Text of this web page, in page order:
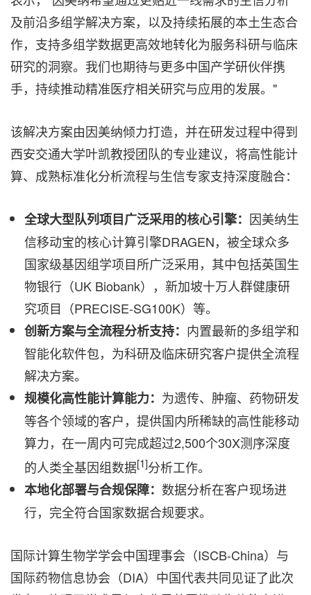
及前沿多组学解决方案，以及持续拓展的本土生态合
作，支持多组学数据更高效地转化为服务科研与临床
研究的洞察。我们也期待与更多中国产学研伙伴携
手，持续推动精准医疗相关研究与应用的发展。"
该解决方案由因美纳倾力打造，并在研发过程中得到
西安交通大学叶凯教授团队的专业建议，将高性能计
算、成熟标准化分析流程与生信专家支持深度融合：
全球大型队列项目广泛采用的核心引擎： 因美纳生
信移动宝的核心计算引擎DRAGEN，被全球众多
国家级基因组学项目所广泛采用，其中包括英国生
物银行（UK Biobank），新加坡十万人群健康研
究项目（PRECISE-SG100K）等。
创新方案与全流程分析支持： 内置最新的多组学和
智能化软件包，为科研及临床研究客户提供全流程
解决方案。
规模化高性能计算能力： 为遗传、肿瘤、药物研发
等各个领域的客户，提供国内所稀缺的高性能移动
算力，在一周内可完成超过2,500个30X测序深度
的人类全基因组数据[1]分析工作。
本地化部署与合规保障： 数据分析在客户现场进
行，完全符合国家数据合规要求。
国际计算生物学学会中国理事会（ISCB-China）与
国际药物信息协会（DIA）中国代表共同见证了此次